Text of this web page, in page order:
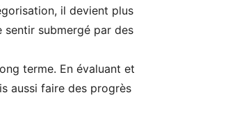
il devient plus
submergé par des
terme. En évaluant et
aussi faire des progrès